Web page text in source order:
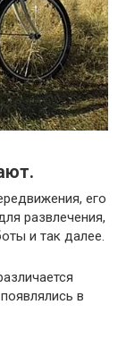
его
развлечения,
и так далее.
в